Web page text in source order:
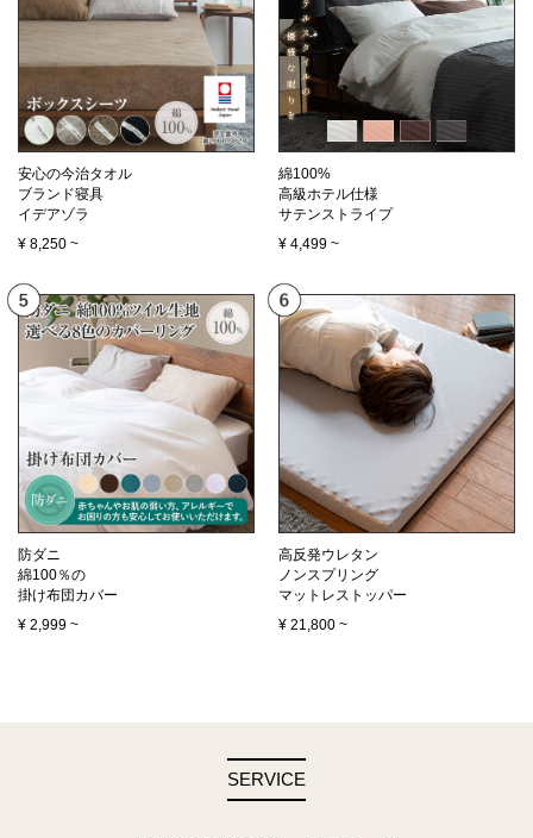
安心の今治タオル
ブランド寝具
イデアゾラ
¥ 8,250 ~
綿100%
高級ホテル仕様
サテンストライプ
¥ 4,499 ~
防ダニ
綿100％の
掛け布団カバー
¥ 2,999 ~
高反発ウレタン
ノンスプリング
マットレストッパー
¥ 21,800 ~
SERVICE